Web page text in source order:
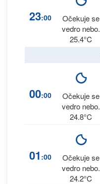
23:00
Očekuje se
vedro nebo.
25.4°C
00:00
Očekuje se
vedro nebo.
24.8°C
01 :00
Očekuje se
vedro nebo.
24.2°C